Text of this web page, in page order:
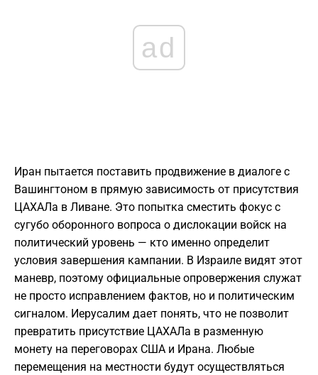
ad
Иран пытается поставить продвижение в диалоге с
Вашингтоном в прямую зависимость от присутствия
ЦАХАЛа в Ливане. Это попытка сместить фокус с
сугубо оборонного вопроса о дислокации войск на
политический уровень — кто именно определит
условия завершения кампании. В Израиле видят этот
маневр, поэтому официальные опровержения служат
не просто исправлением фактов, но и политическим
сигналом. Иерусалим дает понять, что не позволит
превратить присутствие ЦАХАЛа в разменную
монету на переговорах США и Ирана. Любые
перемещения на местности будут осуществляться